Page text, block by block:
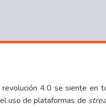
4.0 se siente en
uso de plataformas de